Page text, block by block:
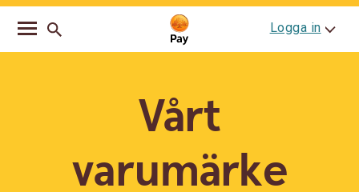
Go
Skip
Logga in
Vårt
varumärke